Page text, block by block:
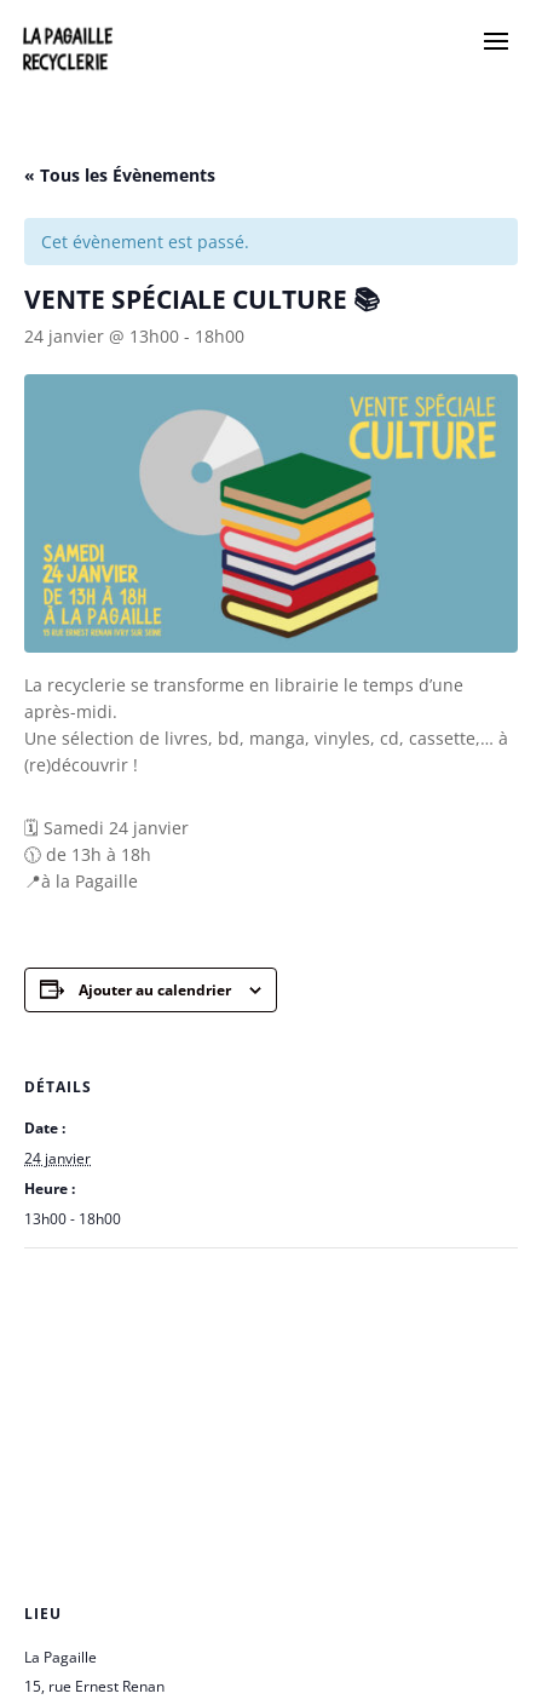
« Tous les Évènements
Cet évènement est passé.
VENTE SPÉCIALE CULTURE 📚
24 janvier @ 13h00 - 18h00
La recyclerie se transforme en librairie le temps d’une
après-midi.
Une sélection de livres, bd, manga, vinyles, cd, cassette,… à
(re)découvrir !
🗓️ Samedi 24 janvier
🕦 de 13h à 18h
📍à la Pagaille
Ajouter au calendrier
DÉTAILS
Date :
24 janvier
Heure :
13h00 - 18h00
LIEU
La Pagaille
15, rue Ernest Renan